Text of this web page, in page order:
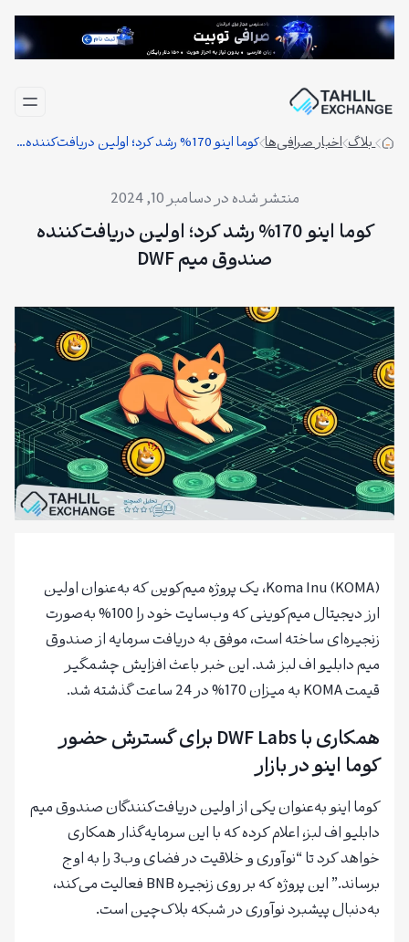
رفتن
بلاگ اخبار صرافی‌ها کوما اینو 170% رشد کرد؛ اولین دریافت‌کننده صندوق میم DWF
دسامبر 10, 2024
کوما اینو 170% رشد کرد؛ اولین دریافت‌کننده
صندوق میم DWF
Koma Inu (KOMA)، یک پروژه میم‌کوین که به‌عنوان اولین
ارز دیجیتال میم‌کوینی که وب‌سایت خود را 100% به‌صورت
زنجیره‌ای ساخته است، موفق به دریافت سرمایه از صندوق
میم دابلیو اف لبز شد. این خبر باعث افزایش چشمگیر
قیمت KOMA به میزان 170% در 24 ساعت گذشته شد.
همکاری با DWF Labs برای گسترش حضور
کوما اینو در بازار
کوما اینو به‌عنوان یکی از اولین دریافت‌کنندگان صندوق میم
دابلیو اف لبز، اعلام کرده که با این سرمایه‌گذار همکاری
خواهد کرد تا “نوآوری و خلاقیت در فضای وب3 را به اوج
برساند.” این پروژه که بر روی زنجیره BNB فعالیت می‌کند،
به‌دنبال پیشبرد نوآوری در شبکه بلاک‌چین است.